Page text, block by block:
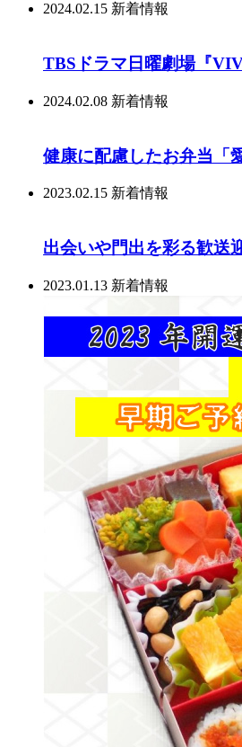
2024.02.15 新着情報
TBSドラマ日曜劇場『
2024.02.08 新着情報
健康に配慮したお弁当「
2023.02.15 新着情報
出会いや門出を彩る歓送
2023.01.13 新着情報